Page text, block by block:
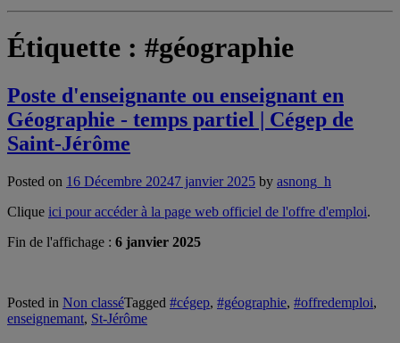
Étiquette : #géographie
Poste d'enseignante ou enseignant en
Géographie - temps partiel | Cégep de
Saint-Jérôme
Posted on 16 Décembre 20247 janvier 2025 by asnong_h
Clique ici pour accéder à la page web officiel de l'offre d'emploi.
Fin de l'affichage : 6 janvier 2025
Posted in Non classéTagged #cégep, #géographie, #offredemploi,
enseignemant, St-Jérôme